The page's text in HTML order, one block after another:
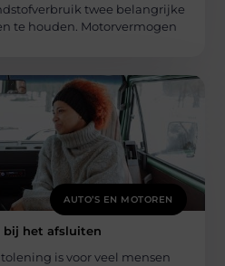
twee belangrijke
te houden. Motorvermogen
AUTO’S EN MOTOREN
bij het afsluiten
is voor veel mensen